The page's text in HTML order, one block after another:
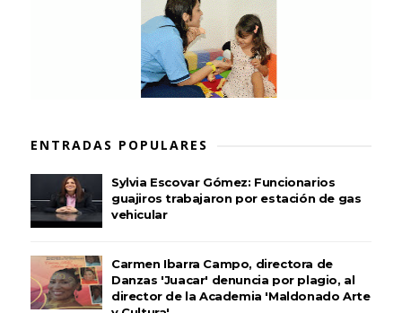
ENTRADAS POPULARES
Sylvia Escovar Gómez: Funcionarios
guajiros trabajaron por estación de gas
vehicular
Carmen Ibarra Campo, directora de
Danzas 'Juacar' denuncia por plagio, al
director de la Academia 'Maldonado Arte